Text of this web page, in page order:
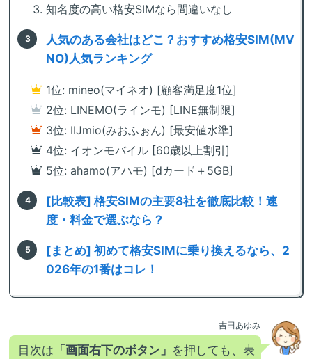
知名度の高い格安SIMなら間違いなし
人気のある会社はどこ？おすすめ格安SIM(MV
NO)人気ランキング
1位: mineo(マイネオ) [顧客満足度1位]
2位: LINEMO(ラインモ) [LINE無制限]
3位: IIJmio(みおふぉん) [最安値水準]
4位: イオンモバイル [60歳以上割引]
5位: ahamo(アハモ) [dカード＋5GB]
[比較表] 格安SIMの主要8社を徹底比較！速
度・料金で選ぶなら？
[まとめ] 初めて格安SIMに乗り換えるなら、2
026年の1番はコレ！
吉田あゆみ
目次は 「画面右下のボタン」 を押しても、表